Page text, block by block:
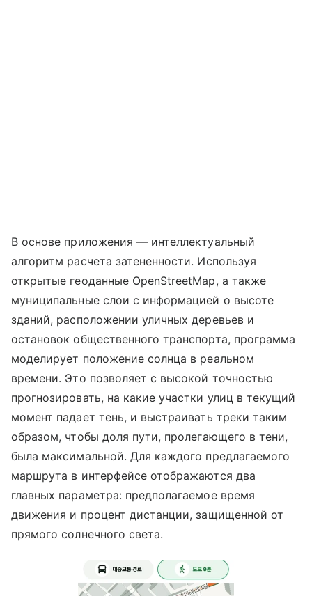
В основе приложения — интеллектуальный
алгоритм расчета затененности. Используя
открытые геоданные OpenStreetMap, а также
муниципальные слои с информацией о высоте
зданий, расположении уличных деревьев и
остановок общественного транспорта, программа
моделирует положение солнца в реальном
времени. Это позволяет с высокой точностью
прогнозировать, на какие участки улиц в текущий
момент падает тень, и выстраивать треки таким
образом, чтобы доля пути, пролегающего в тени,
была максимальной. Для каждого предлагаемого
маршрута в интерфейсе отображаются два
главных параметра: предполагаемое время
движения и процент дистанции, защищенной от
прямого солнечного света.